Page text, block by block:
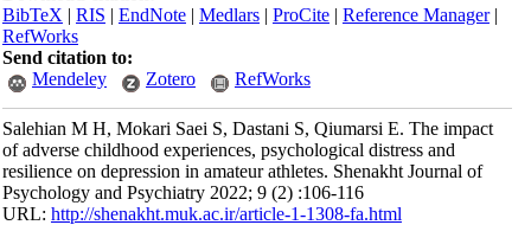
BibTeX|RIS|EndNote|Medlars|ProCite|Reference Manager
RefWorks
Send citation to:
Mendeley
Zotero RefWorks
Salehian M H, Mokari Saei S, Dastani S, Qiumarsi E. The impact
of adverse childhood experiences, psychological distress and
resilience on depression in amateur athletes. Shenakht Journal of
Psychology and Psychiatry 2022; 9 (2) :106-116
URL:http://shenakht.muk.ac.ir/article-1-1308-fa.html